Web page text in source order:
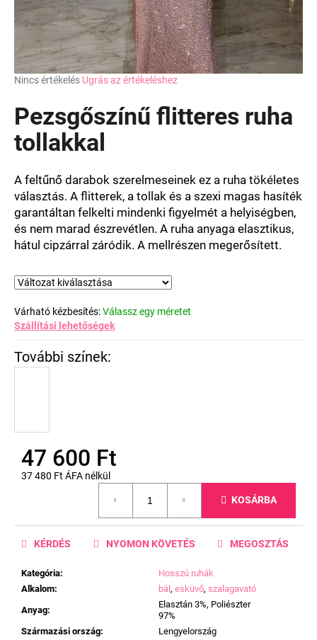
A
átlagos
értékelése
5-
ből
csillag.
Nincs értékelés Ugrás az értékeléshez
Pezsgőszínű flitteres ruha
tollakkal
A feltűnő darabok szerelmeseinek ez a ruha tökéletes
választás. A flitterek, a tollak és a szexi magas hasíték
garantáltan felkelti mindenki figyelmét a helyiségben,
és nem marad észrevétlen. A ruha anyaga elasztikus,
hátul cipzárral záródik. A mellrészen megerősített.
Várható kézbesítés:Válassz egy méretet
Szállítási lehetőségek
47 600 Ft
37 480 Ft ÁFA nélkül
KOSÁRBA
Kategória:
Hosszú ruhák
Alkalom: bál, esküvő, szalagavató
Anyag:
Elasztán 3%, Poliészter
97%
Származási ország:
Lengyelország
KÉRDÉS NYOMON KÖVETÉS MEGOSZTÁS